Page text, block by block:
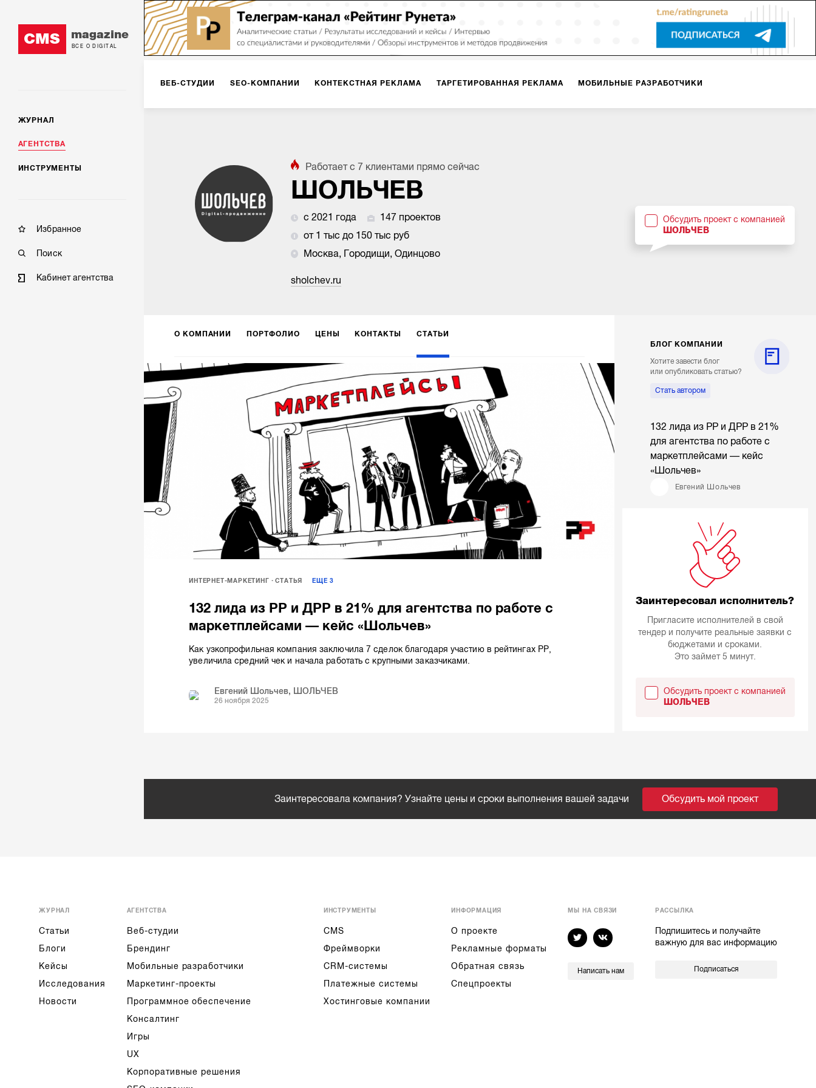
CMS magazine
ВСЕ О DIGITAL
ЖУРНАЛ
АГЕНТСТВА
ИНСТРУМЕНТЫ
Избранное
Поиск
Кабинет агентства
ВЕБ-СТУДИИ SEO-КОМПАНИИ КОНТЕКСТНАЯ РЕКЛАМА ТАРГЕТИРОВАННАЯ РЕКЛАМА МОБИЛЬНЫЕ РАЗРАБОТЧИКИ
РЕКЛАМА НА ИНТЕРНЕТ-ПЛОЩАДКАХ РАБОТА С МАРКЕТПЛЕЙСАМИ
КОНСАЛТИНГ
Работает с7 клиентами прямо сейчас
ШОЛЬЧЕВ
с 2021 года
147 проектов
от 1 тыс до 150 тыс руб
Москва, Городищи, Одинцово
sholchev.ru
Обсудить проект с компанией
ШОЛЬЧЕВ
О КОМПАНИИ ПОРТФОЛИО ЦЕНЫ КОНТАКТЫ СТАТЬИ
ИНТЕРНЕТ-МАРКЕТИНГ СТАТЬЯ ЕЩЕ3
132 лида из РР и ДРР в 21% для агентства по работе с
маркетплейсами — кейс «Шольчев»
Как узкопрофильная компания заключила 7 сделок благодаря участию в рейтингах РР,
увеличила средний чек и начала работать с крупными заказчиками.
Евгений Шольчев, ШОЛЬЧЕВ
26 ноября 2025
БЛОГ КОМПАНИИ
Хотите завести блог
или опубликовать статью?
Стать автором
132 лида из РР и ДРР в 21%
для агентства по работе с
маркетплейсами — кейс
«Шольчев»
Евгений Шольчев
Заинтересовал исполнитель?
Пригласите исполнителей в свой
тендер и получите реальные заявки с
бюджетами и сроками.
Это займет 5 минут.
Обсудить проект с компанией
ШОЛЬЧЕВ
Заинтересовала компания? Узнайте цены и сроки выполнения вашей задачи Обсудить мой проект
ЖУРНАЛ
Статьи
Блоги
Кейсы
Исследования
Новости
АГЕНТСТВА
Веб-студии
Брендинг
Мобильные разработчики
Маркетинг-проекты
Программное обеспечение
Консалтинг
Игры
UX
Корпоративные решения
ИНСТРУМЕНТЫ
CMS
Фреймворки
CRM-системы
Платежные системы
Хостинговые компании
ИНФОРМАЦИЯ
О проекте
Рекламные форматы
Обратная связь
Спецпроекты
МЫ НА СВЯЗИ
Написать нам
РАССЫЛКА
Подпишитесь и получайте
важную для вас информацию
Подписаться